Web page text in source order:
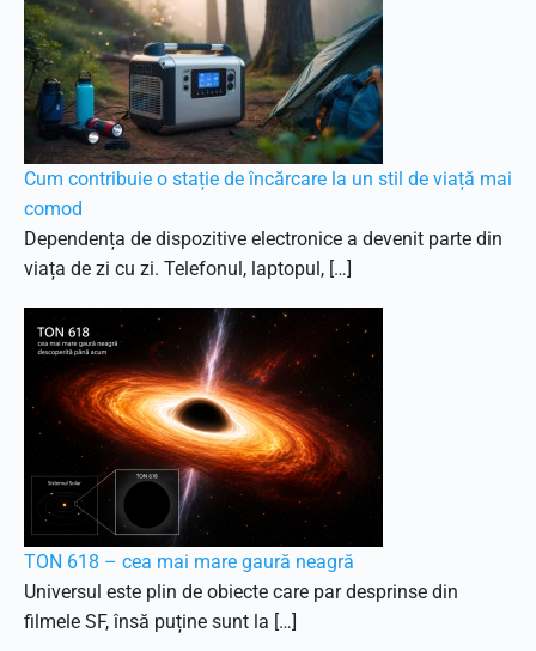
Cum contribuie o stație de încărcare la un stil de viață mai
comod
Dependența de dispozitive electronice a devenit parte din
viața de zi cu zi. Telefonul, laptopul, […]
TON 618 – cea mai mare gaură neagră
Universul este plin de obiecte care par desprinse din
filmele SF, însă puține sunt la […]